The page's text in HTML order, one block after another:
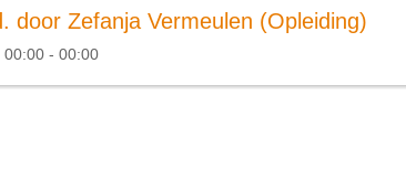
door Zefanja Vermeulen (Opleiding)
- 00:00